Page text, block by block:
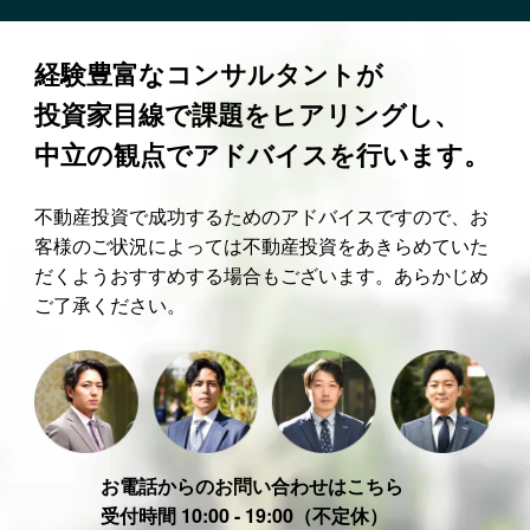
経験豊富なコンサルタントが
投資家目線で課題をヒアリングし、
中立の観点でアドバイスを行います。
不動産投資で成功するためのアドバイスですので、お
客様のご状況によっては不動産投資をあきらめていた
だくようおすすめする場合もございます。あらかじめ
ご了承ください。
お電話からのお問い合わせはこちら
受付時間 10:00 - 19:00（不定休）